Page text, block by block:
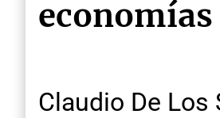
Claudio De Los